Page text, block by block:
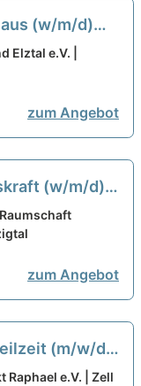
(w/m/d)
Elztal e.V. |
zum Angebot
(w/m/d)
- Unser Team
neu
zum Angebot
(m/w/d)
Raphael e.V. | Zell